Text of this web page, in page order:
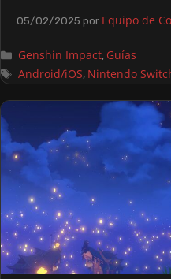
05/02/2025 por Equipo de
Genshin Impact, Guías
Android/iOS, Nintendo